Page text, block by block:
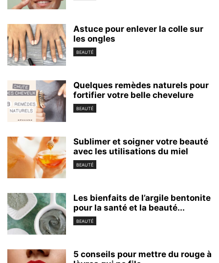
Astuce pour enlever la colle sur
les ongles
BEAUTÉ
Quelques remèdes naturels pour
fortifier votre belle chevelure
BEAUTÉ
Sublimer et soigner votre beauté
avec les utilisations du miel
BEAUTÉ
Les bienfaits de l’argile bentonite
pour la santé et la beauté...
BEAUTÉ
5 conseils pour mettre du rouge à